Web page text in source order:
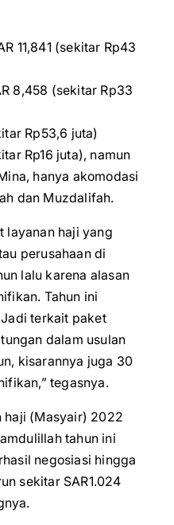
11,841 (sekitar Rp43
8,458 (sekitar Rp33
Rp53,6 juta)
Rp16 juta), namun
hanya akomodasi
dan Muzdalifah.
layanan haji yang
perusahaan di
lalu karena alasan
Tahun ini
terkait paket
dalam usulan
kisarannya juga 30
tegasnya.
haji (Masyair) 2022
tahun ini
negosiasi hingga
sekitar SAR1.024